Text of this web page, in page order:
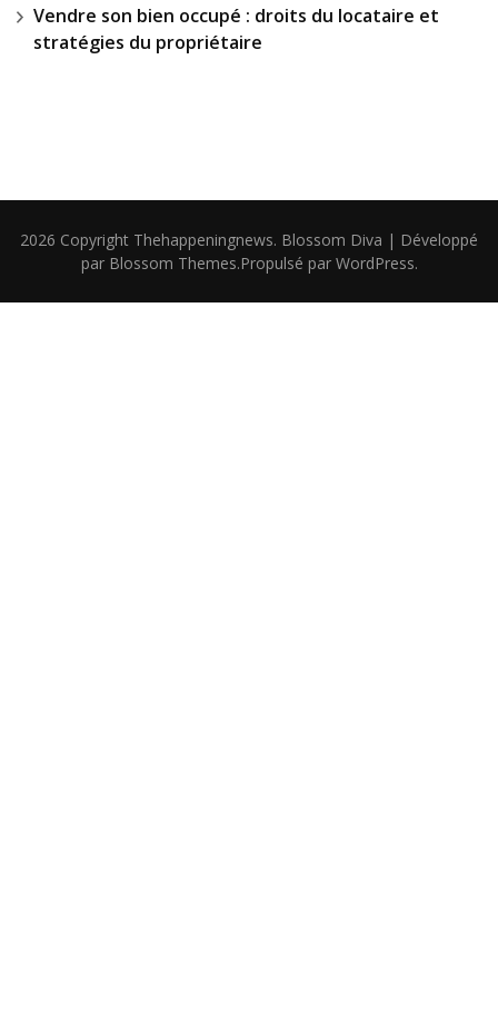
Vendre son bien occupé : droits du locataire et
stratégies du propriétaire
2026 Copyright Thehappeningnews. Blossom Diva | Développé
par Blossom Themes.Propulsé par WordPress.